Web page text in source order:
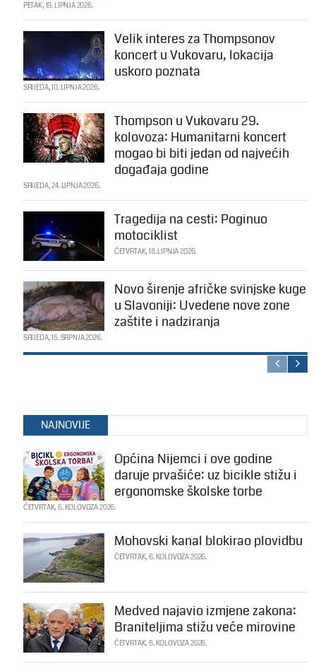
PETAK, 19. LIPNJA 2026.
Velik interes za Thompsonov
koncert u Vukovaru, lokacija
uskoro poznata
SRIJEDA, 10. LIPNJA 2026.
Thompson u Vukovaru 29.
kolovoza: Humanitarni koncert
mogao bi biti jedan od najvećih
događaja godine
SRIJEDA, 24. LIPNJA 2026.
Tragedija na cesti: Poginuo
motociklist
ČETVRTAK, 18. LIPNJA 2026.
Novo širenje afričke svinjske kuge
u Slavoniji: Uvedene nove zone
zaštite i nadziranja
SRIJEDA, 15. SRPNJA 2026.
NAJNOVIJE
Općina Nijemci i ove godine
daruje prvašiće: uz bicikle stižu i
ergonomske školske torbe
ČETVRTAK, 6. KOLOVOZA 2026.
Mohovski kanal blokirao plovidbu
ČETVRTAK, 6. KOLOVOZA 2026.
Medved najavio izmjene zakona:
Braniteljima stižu veće mirovine
ČETVRTAK, 6. KOLOVOZA 2026.